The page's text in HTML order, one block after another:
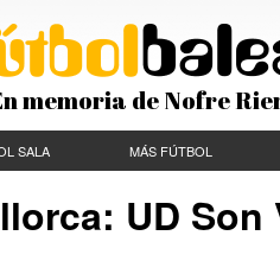
memoria de Nofre
SALA MÁS FÚTBOL
UD Son